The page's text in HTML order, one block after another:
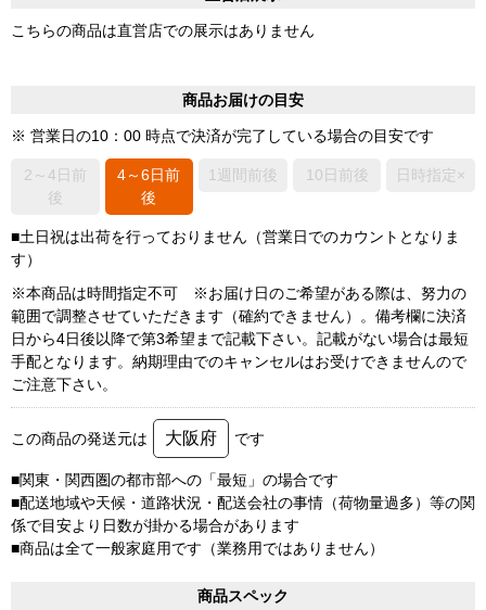
こちらの商品は直営店での展示はありません
商品お届けの目安
※ 営業日の10：00 時点で決済が完了している場合の目安です
2～4日前
後
4～6日前
後
1週間前後 10日前後 日時指定×
■土日祝は出荷を行っておりません（営業日でのカウントとなりま
す）
※本商品は時間指定不可 ※お届け日のご希望がある際は、努力の
範囲で調整させていただきます（確約できません）。備考欄に決済
日から4日後以降で第3希望まで記載下さい。記載がない場合は最短
手配となります。納期理由でのキャンセルはお受けできませんので
ご注意下さい。
この商品の発送元は 大阪府 です
■関東・関西圏の都市部への「最短」の場合です
■配送地域や天候・道路状況・配送会社の事情（荷物量過多）等の関
係で目安より日数が掛かる場合があります
■商品は全て一般家庭用です（業務用ではありません）
商品スペック